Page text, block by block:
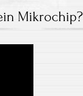
Mikrochip?